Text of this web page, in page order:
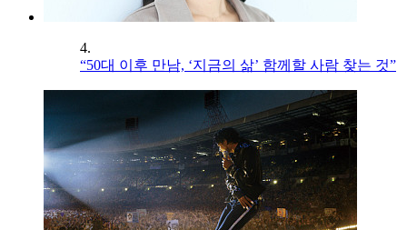
4.
“50대 이후 만남, ‘지금의 삶’ 함께할 사람 찾는 것”